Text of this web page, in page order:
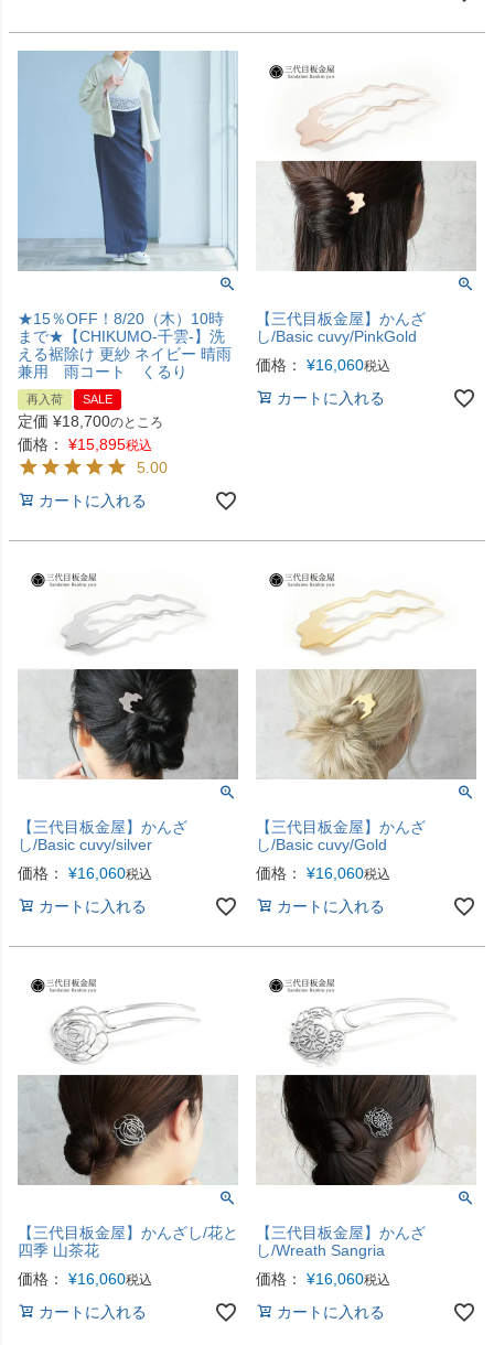
★15％OFF！8/20（木）10時
まで★【CHIKUMO-千雲-】洗
える裾除け 更紗 ネイビー 晴雨
兼用 雨コート くるり
再入荷 SALE
定価 ¥18,700のところ
価格： ¥15,895税込
5.00
カートに入れる
【三代目板金屋】かんざ
し/Basic cuvy/PinkGold
価格：
¥16,060税込
カートに入れる
【三代目板金屋】かんざ
し/Basic cuvy/silver
価格：
¥16,060税込
カートに入れる
【三代目板金屋】かんざ
し/Basic cuvy/Gold
価格：
¥16,060税込
カートに入れる
【三代目板金屋】かんざし/花と
四季 山茶花
価格：
¥16,060税込
カートに入れる
【三代目板金屋】かんざ
し/Wreath Sangria
価格：
¥16,060税込
カートに入れる